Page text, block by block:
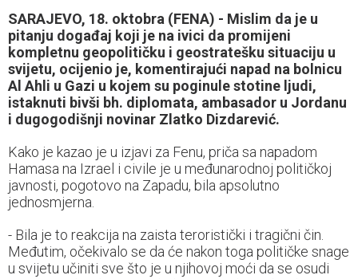
SARAJEVO, 18. oktobra (FENA) - Mislim da je u
pitanju događaj koji je na ivici da promijeni
kompletnu geopolitičku i geostratešku situaciju u
svijetu, ocijenio je, komentirajući napad na bolnicu
Al Ahli u Gazi u kojem su poginule stotine ljudi,
istaknuti bivši bh. diplomata, ambasador u Jordanu
i dugogodišnji novinar Zlatko Dizdarević.
Kako je kazao je u izjavi za Fenu, priča sa napadom
Hamasa na Izrael i civile je u međunarodnoj političkoj
javnosti, pogotovo na Zapadu, bila apsolutno
jednosmjerna.
- Bila je to reakcija na zaista teroristički i tragični čin.
Međutim, očekivalo se da će nakon toga političke snage
u svijetu učiniti sve što je u njihovoj moći da se osudi